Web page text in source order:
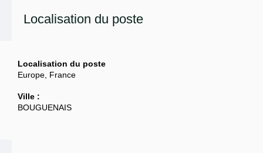
Localisation du poste
Localisation du poste
Europe, France
Ville :
BOUGUENAIS